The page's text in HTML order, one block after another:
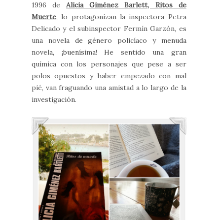
1996 deAlicia Giménez Barlett, Ritos de
Muerte, lo protagonizan la inspectora Petra
Delicado y el subinspector Fermín Garzón, es
una novela de género policíaco y menuda
novela, ¡buenísima! He sentido una gran
química con los personajes que pese a ser
polos opuestos y haber empezado con mal
pié, van fraguando una amistad a lo largo de la
investigación.